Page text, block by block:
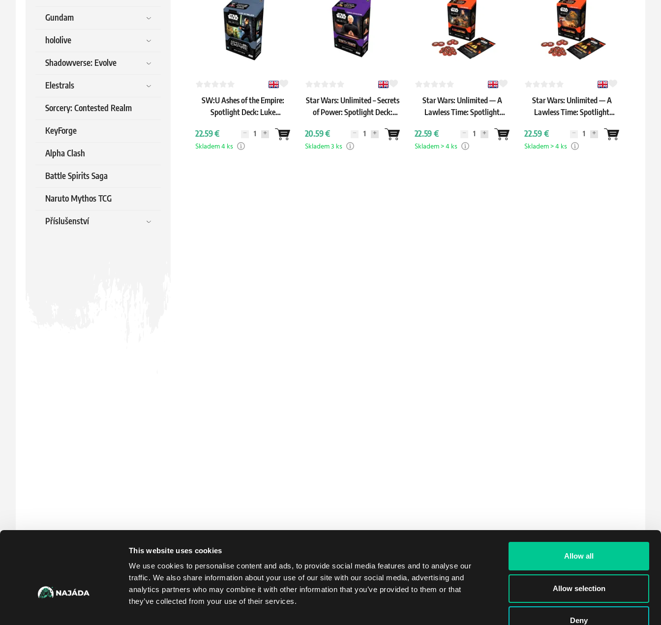
This website uses cookies
We use cookies to personalise content and ads, to provide social media features and to analyse our
traffic. We also share information about your use of our site with our social media, advertising and
analytics partners who may combine it with other information that you’ve provided to them or that
they’ve collected from your use of their services.
Allow all
Allow selection
Deny
Gundam
hololive
Shadowverse: Evolve
Elestrals
Sorcery: Contested Realm
KeyForge
Alpha Clash
Battle Spirits Saga
Naruto Mythos TCG
Příslušenství
SW:U Ashes of the Empire:
Spotlight Deck: Luke
22.59 €
Skladem 4 ks
Star Wars: Unlimited – Secrets
of Power: Spotlight Deck:
20.59 €
Skladem 3 ks
Star Wars: Unlimited — A
Lawless Time: Spotlight
22.59 €
Skladem > 4 ks
Star Wars: Unlimited — A
Lawless Time: Spotlight
22.59 €
Skladem > 4 ks